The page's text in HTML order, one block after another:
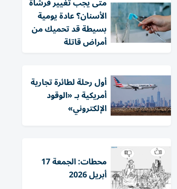
الأسنان؟ عادة يومية
بسيطة قد تحميك من
أمراض قاتلة
أول رحلة لطائرة تجارية
أمريكية بـ «الوقود
الإلكتروني»
محطات: الجمعة 17
أبريل 2026